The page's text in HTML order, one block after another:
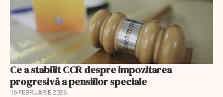
Ce a stabilit CCR despre impozitarea
progresivă a pensiilor speciale
16 FEBRUARIE 2026